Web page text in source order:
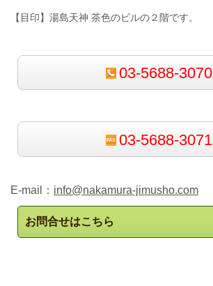
【目印】湯島天神 茶色のビルの２階です。
03-5688-3070
03-5688-3071
E-mail： info@nakamura-jimusho.com
お問合せはこちら